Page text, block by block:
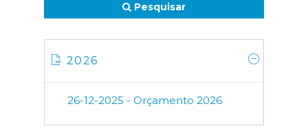
Pesquisar
2026
26-12-2025 - Orçamento 2026